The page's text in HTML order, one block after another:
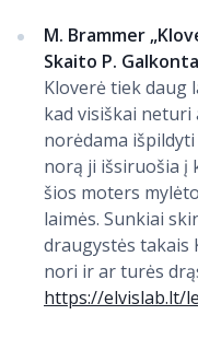
M. Brammer
Skaito P.
Kloverė tiek daug
kad visiškai neturi
norėdama
norą ji išsiruošia į
šios moters
laimės. Sunkiai
draugystės takais
nori ir ar turės
https://elvislab.lt/